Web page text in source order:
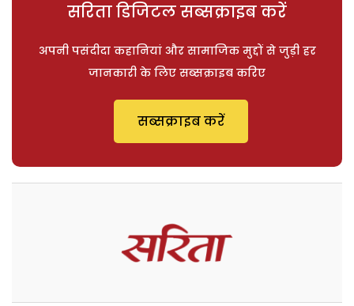
सरिता डिजिटल सब्सक्राइब करें
अपनी पसंदीदा कहानियां और सामाजिक मुद्दों से जुड़ी हर
जानकारी के लिए सब्सक्राइब करिए
सब्सक्राइब करें